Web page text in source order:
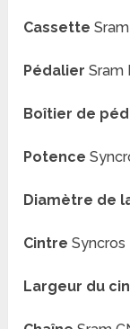
Cassette
Pédalier Sram
Boîtier de
Potence
Diamètre de
Cintre Syncros
Largeur du